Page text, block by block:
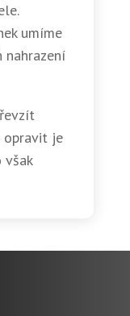
umíme
opravit je
však